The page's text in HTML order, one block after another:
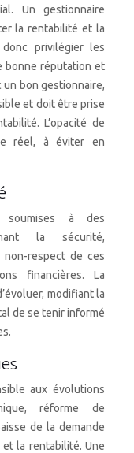
Un gestionnaire
la rentabilité et la
privilégier les
bonne réputation et
bon gestionnaire,
et doit être prise
L’opacité de
réel, à éviter en
soumises à des
la sécurité,
non-respect de ces
financières. La
modifiant la
de se tenir informé
aux évolutions
réforme de
de la demande
la rentabilité. Une